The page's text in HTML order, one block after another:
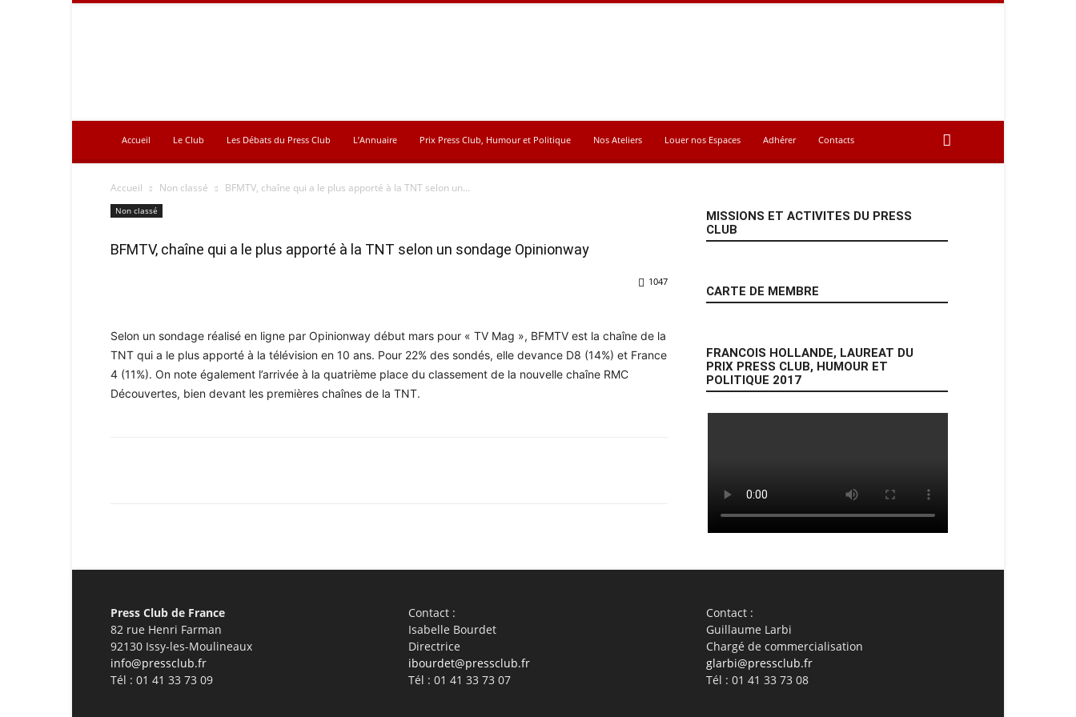
Accueil Le Club Les Débats du Press Club L’Annuaire Prix Press Club, Humour et Politique Nos Ateliers Louer nos Espaces Adhérer Contacts
Accueil Non classé BFMTV, chaîne qui a le plus apporté à la TNT selon un...
Non classé
BFMTV, chaîne qui a le plus apporté à la TNT selon un sondage Opinionway
1047
Selon un sondage réalisé en ligne par Opinionway début mars pour « TV Mag », BFMTV est la chaîne de la
TNT qui a le plus apporté à la télévision en 10 ans. Pour 22% des sondés, elle devance D8 (14%) et France
4 (11%). On note également l’arrivée à la quatrième place du classement de la nouvelle chaîne RMC
Découvertes, bien devant les premières chaînes de la TNT.
MISSIONS ET ACTIVITES DU PRESS
CLUB
CARTE DE MEMBRE
FRANCOIS HOLLANDE, LAUREAT DU
PRIX PRESS CLUB, HUMOUR ET
POLITIQUE 2017
Press Club de France
82 rue Henri Farman
92130 Issy-les-Moulineaux
info@pressclub.fr
Tél : 01 41 33 73 09
Contact :
Isabelle Bourdet
Directrice
ibourdet@pressclub.fr
Tél : 01 41 33 73 07
Contact :
Guillaume Larbi
Chargé de commercialisation
glarbi@pressclub.fr
Tél : 01 41 33 73 08